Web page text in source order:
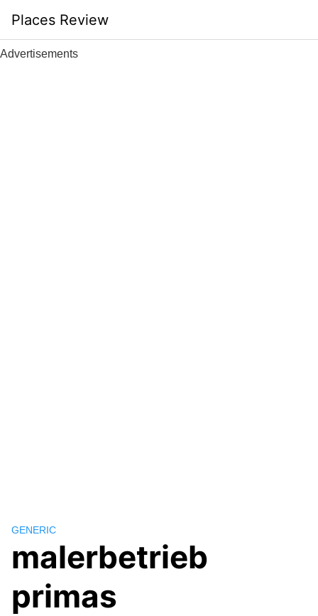
content
Places Review
Advertisements
GENERIC
malerbetrieb
primas